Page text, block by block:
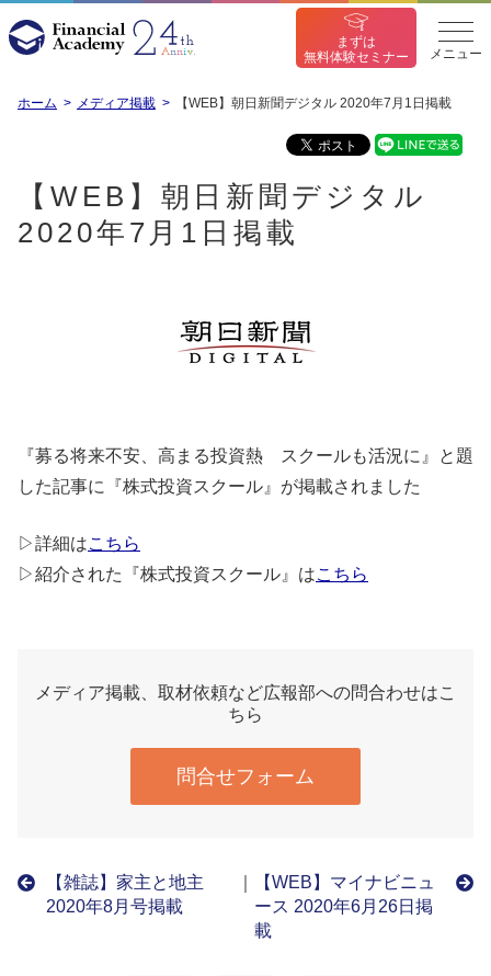
まずは
無料体験セミナー
メニュー
ホーム メディア掲載 【WEB】朝日新聞デジタル 2020年7月1日掲載
【WEB】朝日新聞デジタル
2020年7月1日掲載
『募る将来不安、高まる投資熱 スクールも活況に』と題
した記事に『株式投資スクール』が掲載されました
▷詳細はこちら
▷紹介された『株式投資スクール』はこちら
メディア掲載、取材依頼など広報部への問合わせはこ
ちら
問合せフォーム
【雑誌】家主と地主
2020年8月号掲載
【WEB】マイナビニュ
ース 2020年6月26日掲
載